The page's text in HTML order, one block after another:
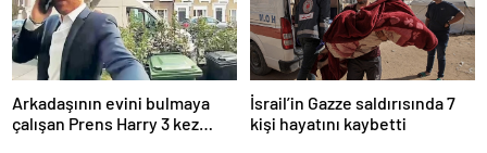
Arkadaşının evini bulmaya
çalışan Prens Harry 3 kez
İsrail’in Gazze saldırısında 7
kişi hayatını kaybetti